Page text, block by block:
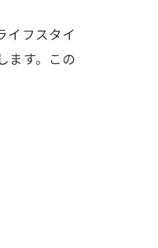
イフスタイ
ます。この